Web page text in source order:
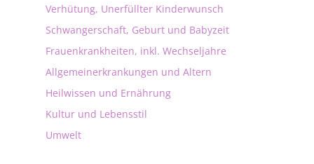
Verhütung, Unerfüllter Kinderwunsch
Schwangerschaft, Geburt und Babyzeit
Frauenkrankheiten, inkl. Wechseljahre
Allgemeinerkrankungen und Altern
Heilwissen und Ernährung
Kultur und Lebensstil
Umwelt